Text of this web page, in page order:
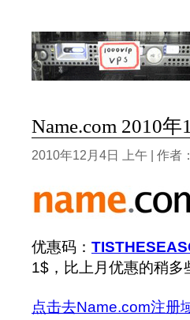
Name.com 2010
2010年12月4日 上午 | 作者
优惠码：
1$，比上月优惠的稍多
点击去Name.com注册